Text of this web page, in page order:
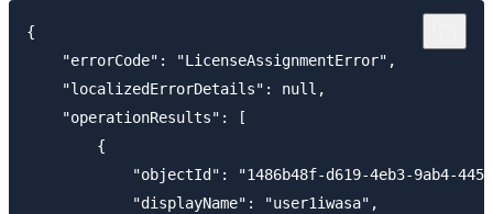
{
    "errorCode": "LicenseAssignmentError",
    "localizedErrorDetails": null,
    "operationResults": [
        {
"objectId": "1486b48f-d619-4eb3-9ab4-
            "displayName": "user1iwasa",